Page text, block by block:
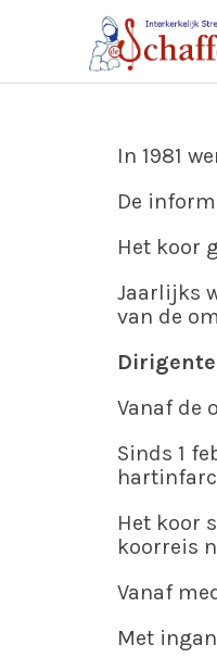
In 1981
De
Het koor
Jaarlijks
van de
Vanaf de
Sinds 1
Het koor
koorreis
Vanaf
Met